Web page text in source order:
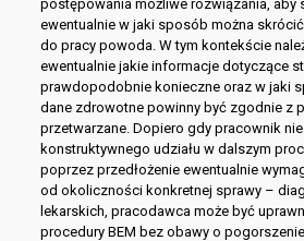
postępowania możliwe rozwiązania, aby
ewentualnie w jaki sposób można
do pracy powoda. W tym kontekście
ewentualnie jakie informacje dotyczące
prawdopodobnie konieczne oraz w jaki
dane zdrowotne powinny być zgodnie z
przetwarzane. Dopiero gdy pracownik
konstruktywnego udziału w dalszym
poprzez przedłożenie ewentualnie
od okoliczności konkretnej sprawy –
lekarskich, pracodawca może być
procedury BEM bez obawy o